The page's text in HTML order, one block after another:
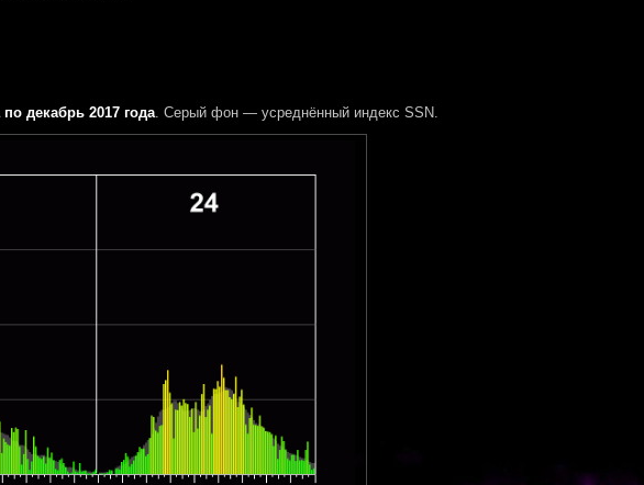
декабрь 2017 года. Серый фон — усреднённый индекс SSN.